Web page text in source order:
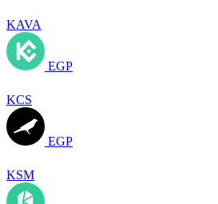
KAVA
EGP
KCS
EGP
KSM